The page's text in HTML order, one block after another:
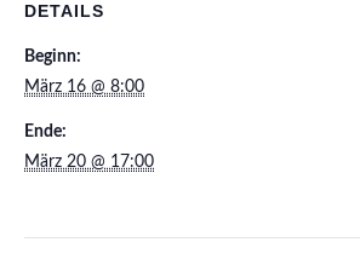
DETAILS
Beginn:
März 16 @ 8:00
Ende:
März 20 @ 17:00